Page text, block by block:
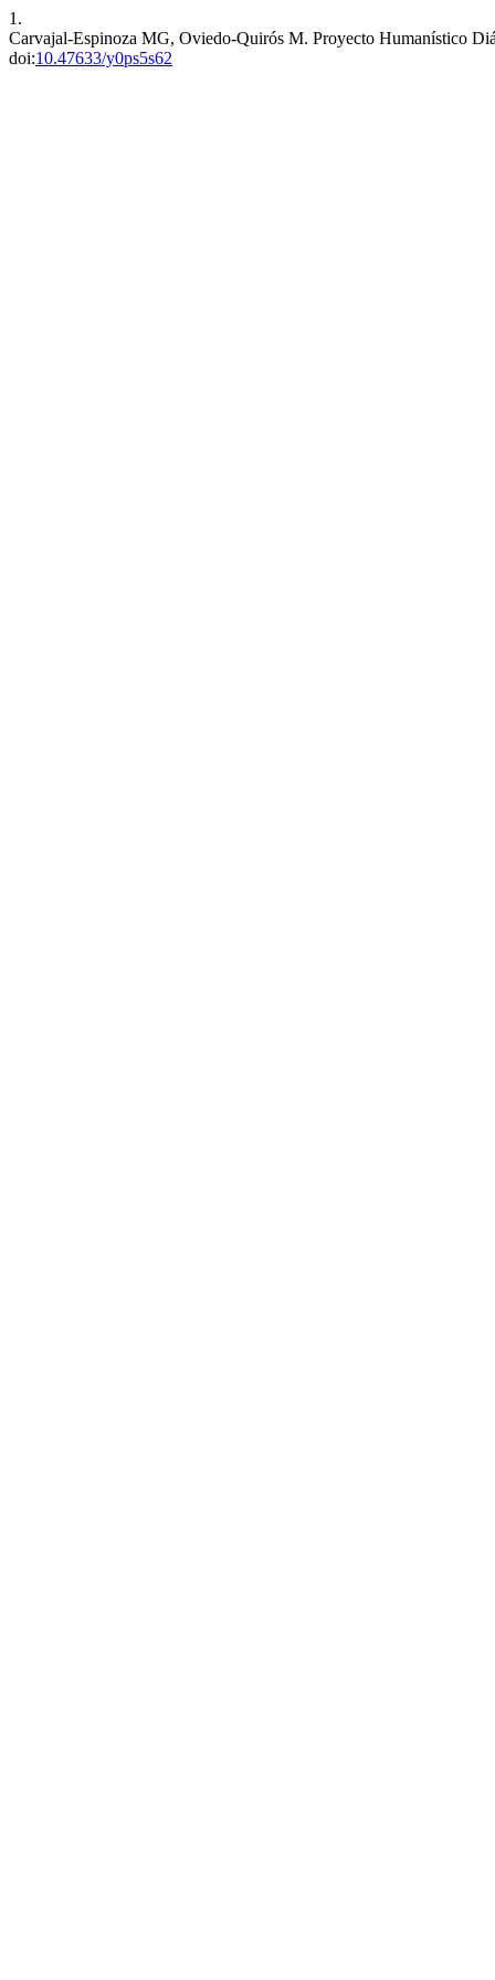
1.
Carvajal-Espinoza MG, Oviedo-Quirós M. Proyecto Humanístico
doi:10.47633/y0ps5s62